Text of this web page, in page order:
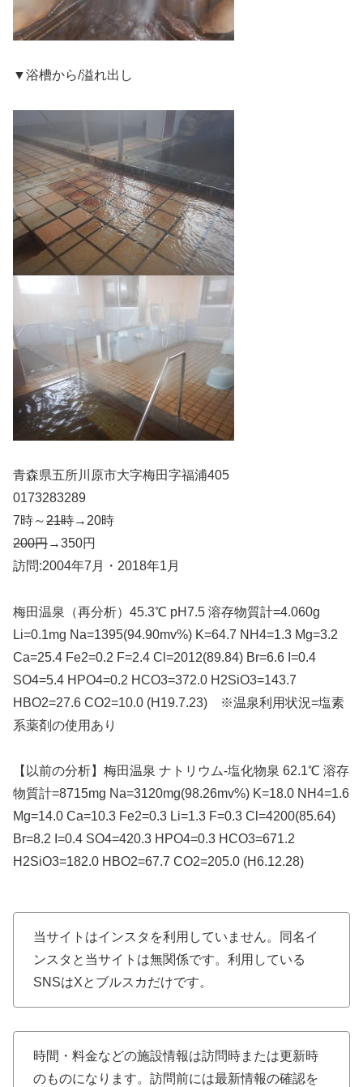
▼浴槽から/溢れ出し
青森県五所川原市大字梅田字福浦405
0173283289
7時～21時→20時
200円→350円
訪問:2004年7月・2018年1月
梅田温泉（再分析）45.3℃ pH7.5 溶存物質計=4.060g
Li=0.1mg Na=1395(94.90mv%) K=64.7 NH4=1.3 Mg=3.2
Ca=25.4 Fe2=0.2 F=2.4 Cl=2012(89.84) Br=6.6 I=0.4
SO4=5.4 HPO4=0.2 HCO3=372.0 H2SiO3=143.7
HBO2=27.6 CO2=10.0 (H19.7.23) ※温泉利用状況=塩素
系薬剤の使用あり
【以前の分析】梅田温泉 ナトリウム-塩化物泉 62.1℃ 溶存
物質計=8715mg Na=3120mg(98.26mv%) K=18.0 NH4=1.6
Mg=14.0 Ca=10.3 Fe2=0.3 Li=1.3 F=0.3 Cl=4200(85.64)
Br=8.2 I=0.4 SO4=420.3 HPO4=0.3 HCO3=671.2
H2SiO3=182.0 HBO2=67.7 CO2=205.0 (H6.12.28)
当サイトはインスタを利用していません。同名イ
ンスタと当サイトは無関係です。利用している
SNSはXとブルスカだけです。
時間・料金などの施設情報は訪問時または更新時
のものになります。訪問前には最新情報の確認を